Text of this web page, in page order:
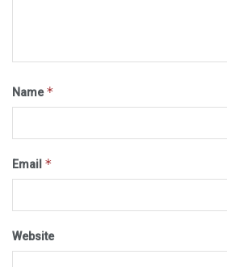
Name*
Email *
Website